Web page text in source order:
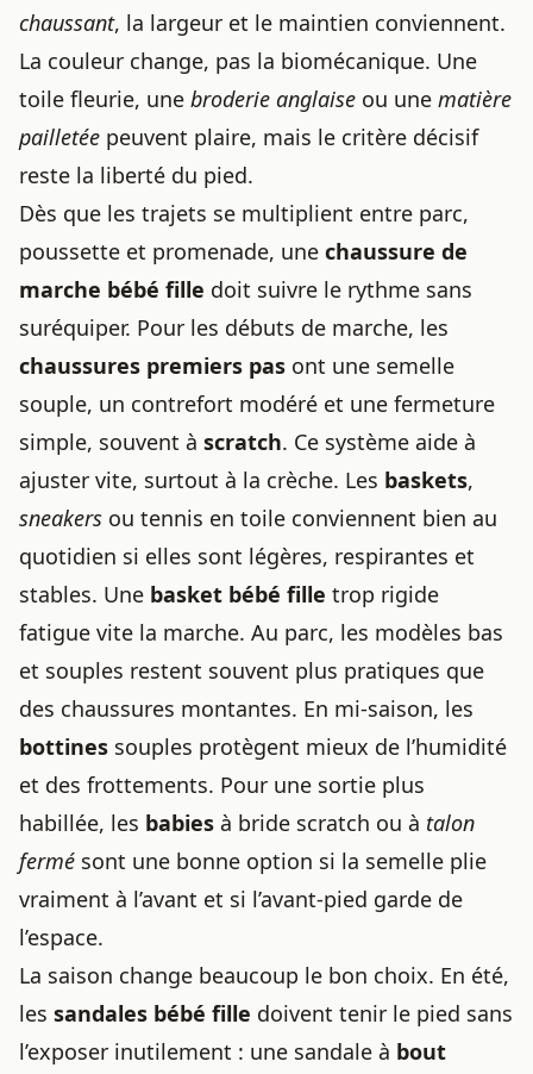
chaussant, la largeur et le maintien conviennent.
La couleur change, pas la biomécanique. Une
toile fleurie, une broderie anglaise ou une matière
pailletée peuvent plaire, mais le critère décisif
reste la liberté du pied.
Dès que les trajets se multiplient entre parc,
poussette et promenade, une chaussure de
marche bébé fille doit suivre le rythme sans
suréquiper. Pour les débuts de marche, les
chaussures premiers pas ont une semelle
souple, un contrefort modéré et une fermeture
simple, souvent à scratch. Ce système aide à
ajuster vite, surtout à la crèche. Les baskets,
sneakers ou tennis en toile conviennent bien au
quotidien si elles sont légères, respirantes et
stables. Une basket bébé fille trop rigide
fatigue vite la marche. Au parc, les modèles bas
et souples restent souvent plus pratiques que
des chaussures montantes. En mi-saison, les
bottines souples protègent mieux de l’humidité
et des frottements. Pour une sortie plus
habillée, les babies à bride scratch ou à talon
fermé sont une bonne option si la semelle plie
vraiment à l’avant et si l’avant-pied garde de
l’espace.
La saison change beaucoup le bon choix. En été,
les sandales bébé fille doivent tenir le pied sans
l’exposer inutilement : une sandale à bout